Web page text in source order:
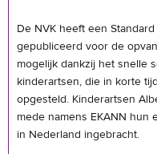
De NVK heeft een
gepubliceerd voor de
mogelijk dankzij het snelle
kinderartsen, die in korte
opgesteld. Kinderartsen
mede namens EKANN
in Nederland ingebracht.